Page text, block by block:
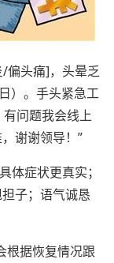
头痛]，头晕乏
）。手头紧急工
问题我会线上
谢谢领导！”
症状更真实；
子；语气诚恳
据恢复情况跟